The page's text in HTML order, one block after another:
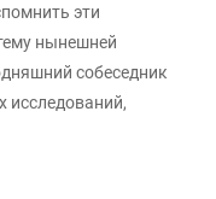
эти
нынешней
собеседник
исследований,